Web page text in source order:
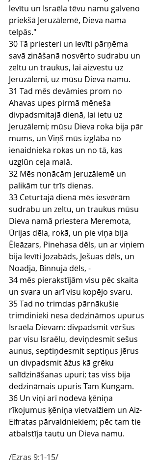
levītu un Israēla tēvu namu galveno
priekšā Jeruzālemē, Dieva nama
telpās."
30 Tā priesteri un levīti pārņēma
savā zināšanā nosvērto sudrabu un
zeltu un traukus, lai aizvestu uz
Jeruzālemi, uz mūsu Dieva namu.
31 Tad mēs devāmies prom no
Ahavas upes pirmā mēneša
divpadsmitajā dienā, lai ietu uz
Jeruzālemi; mūsu Dieva roka bija pār
mums, un Viņš mūs izglāba no
ienaidnieka rokas un no tā, kas
uzglūn ceļa malā.
32 Mēs nonācām Jeruzālemē un
palikām tur trīs dienas.
33 Ceturtajā dienā mēs iesvērām
sudrabu un zeltu, un traukus mūsu
Dieva namā priestera Meremota,
Ūrijas dēla, rokā, un pie viņa bija
Ēleāzars, Pinehasa dēls, un ar viņiem
bija levīti Jozabāds, Ješuas dēls, un
Noadja, Binnuja dēls, -
34 mēs pierakstījām visu pēc skaita
un svara un arī visu kopējo svaru.
35 Tad no trimdas pārnākušie
trimdinieki nesa dedzināmos upurus
Israēla Dievam: divpadsmit vēršus
par visu Israēlu, deviņdesmit sešus
aunus, septiņdesmit septiņus jērus
un divpadsmit āžus kā grēku
salīdzināšanas upuri; tas viss bija
dedzināmais upuris Tam Kungam.
36 Un viņi arī nodeva ķēniņa
rīkojumus ķēniņa vietvalžiem un Aiz-
Eifratas pārvaldniekiem; pēc tam tie
atbalstīja tautu un Dieva namu.
/Ezras 9:1-15/